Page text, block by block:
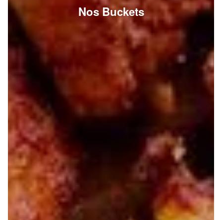
Nos Buckets